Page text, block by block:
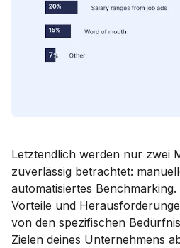
Letztendlich werden nur zwei
zuverlässig betrachtet:
automatisiertes
Vorteile und
von den spezifischen
Zielen deines Unternehmens